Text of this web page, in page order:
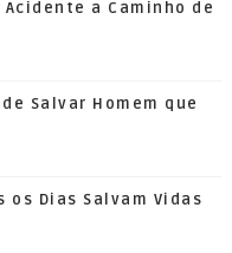
a Caminho de
Salvar Homem que
os Dias Salvam Vidas